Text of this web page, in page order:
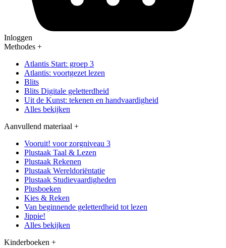
Inloggen
Methodes +
Atlantis Start: groep 3
Atlantis: voortgezet lezen
Blits
Blits Digitale geletterdheid
Uit de Kunst: tekenen en handvaardigheid
Alles bekijken
Aanvullend materiaal +
Vooruit! voor zorgniveau 3
Plustaak Taal & Lezen
Plustaak Rekenen
Plustaak Wereldoriëntatie
Plustaak Studievaardigheden
Plusboeken
Kies & Reken
Van beginnende geletterdheid tot lezen
Jippie!
Alles bekijken
Kinderboeken +